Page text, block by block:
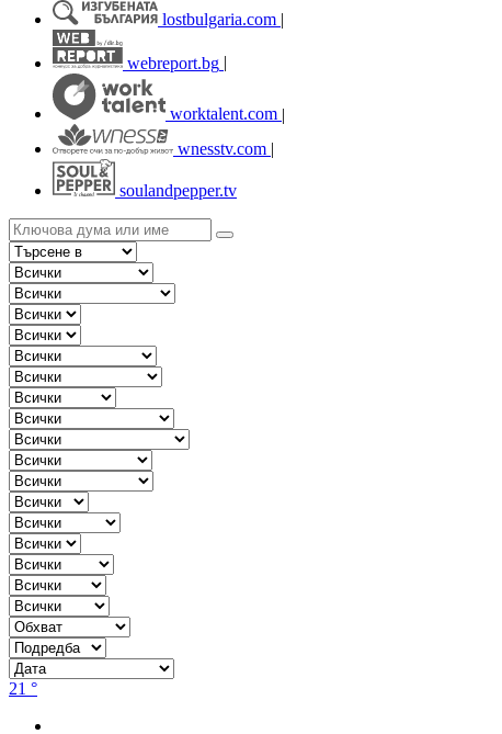
lostbulgaria.com |
webreport.bg
worktalent.com |
wnesstv.com |
soulandpepper.tv
21 °